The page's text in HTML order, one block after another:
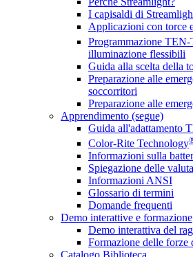
I capisaldi di
Applicazioni con torce
Programmazione
illuminazione flessibili
Guida alla scelta della
Preparazione alle
soccorritori
Preparazione alle
Apprendimento (segue)
Guida all'adattamento
Color-Rite Technology
Informazioni sulla
Spiegazione delle
Informazioni ANSI
Glossario di termini
Domande frequenti
Demo interattive e formazione
Demo interattiva del
Formazione delle forze